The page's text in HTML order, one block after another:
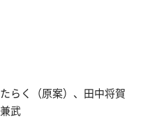
らく（原案）、田中将賀
武